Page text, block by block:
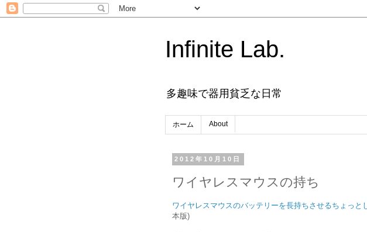
Infinite Lab.
多趣味で器用貧乏な日常
ホーム About
2012年10月10日
ワイヤレスマウスの持ち
ワイヤレスマウスのバッテリーを長持ちさせるちょっと
本版)